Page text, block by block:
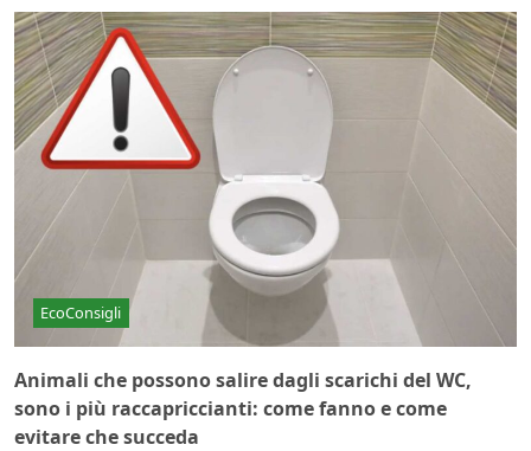
EcoConsigli
Animali che possono salire dagli scarichi del WC,
sono i più raccapriccianti: come fanno e come
evitare che succeda